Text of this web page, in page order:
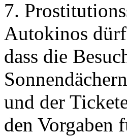
7.
Autokinos
dass die
und der
den Vorgaben